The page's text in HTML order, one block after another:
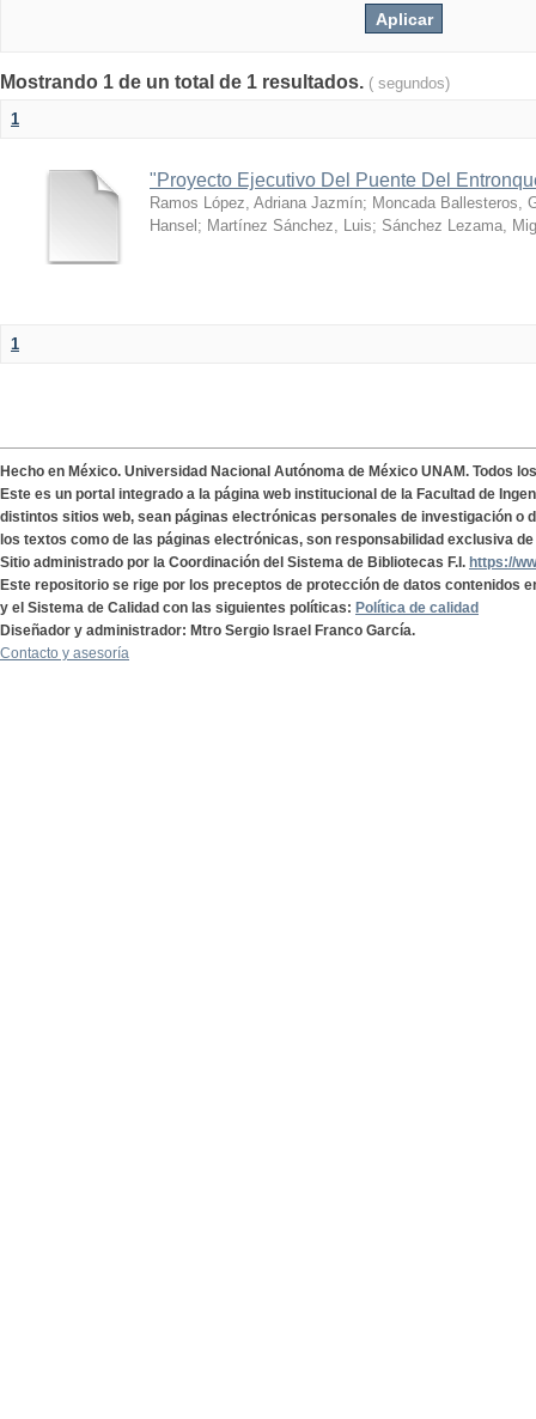
Mostrando 1 de un total de 1 resultados. ( segundos)
1
"Proyecto Ejecutivo Del Puente Del
Ramos López, Adriana Jazmín; Moncada Ballesteros,
Hansel ; Martínez Sánchez, Luis; Sánchez Lezama,
1
Hecho en México. Universidad Nacional Autónoma de México UNAM. Todos
Este es un portal integrado a la página web institucional de la Facultad de
distintos sitios web, sean páginas electrónicas personales de investigación o
los textos como de las páginas electrónicas, son responsabilidad exclusiva
Sitio administrado por la Coordinación del Sistema de Bibliotecas F.I. https://
Este repositorio se rige por los preceptos de protección de datos contenidos
y el Sistema de Calidad con las siguientes políticas: Política de calidad
Diseñador y administrador: Mtro Sergio Israel Franco García.
Contacto y asesoría